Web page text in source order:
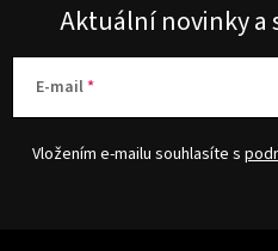
Aktuální novinky a
E-mail
Vložením e-mailu souhlasíte s